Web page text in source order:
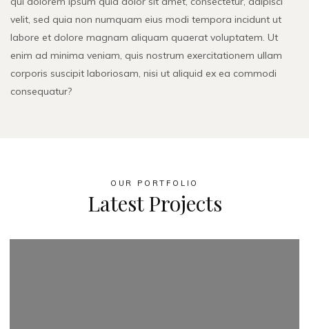
velit, sed quia non numquam eius modi tempora incidunt ut
labore et dolore magnam aliquam quaerat voluptatem. Ut
enim ad minima veniam, quis nostrum exercitationem ullam
corporis suscipit laboriosam, nisi ut aliquid ex ea commodi
consequatur?
OUR PORTFOLIO
Latest Projects